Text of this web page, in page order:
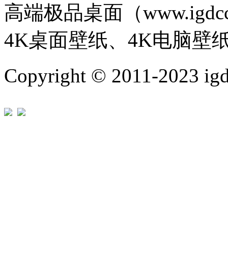
高端极品桌面（
4K桌面壁纸、4K电脑壁
Copyright © 2011-2023